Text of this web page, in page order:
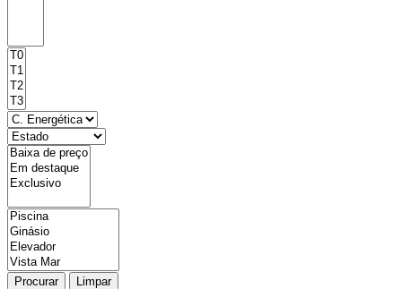
Procurar Limpar